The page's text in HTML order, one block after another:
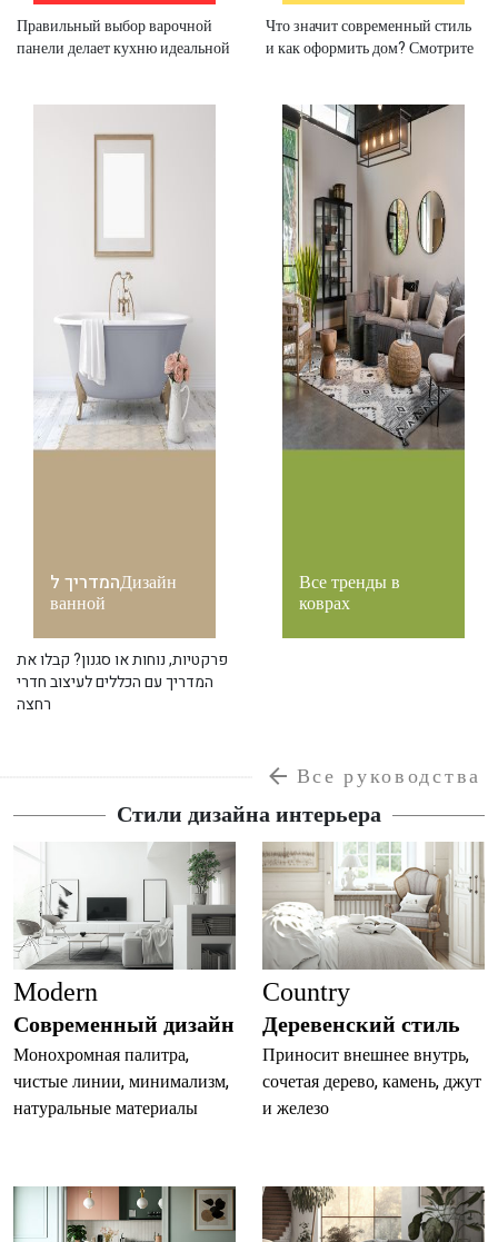
Правильный выбор варочной
панели делает кухню идеальной
Что значит современный стиль
и как оформить дом? Смотрите
המדריך לДизайн
ванной
פרקטיות, נוחות או סגנון? קבלו את
המדריך עם הכללים לעיצוב חדרי
רחצה
Все тренды в
коврах
Все руководства
Стили дизайна интерьера
Modern
Современный дизайн
Монохромная палитра,
чистые линии, минимализм,
натуральные материалы
Country
Деревенский стиль
Приносит внешнее внутрь,
сочетая дерево, камень, джут
и железо